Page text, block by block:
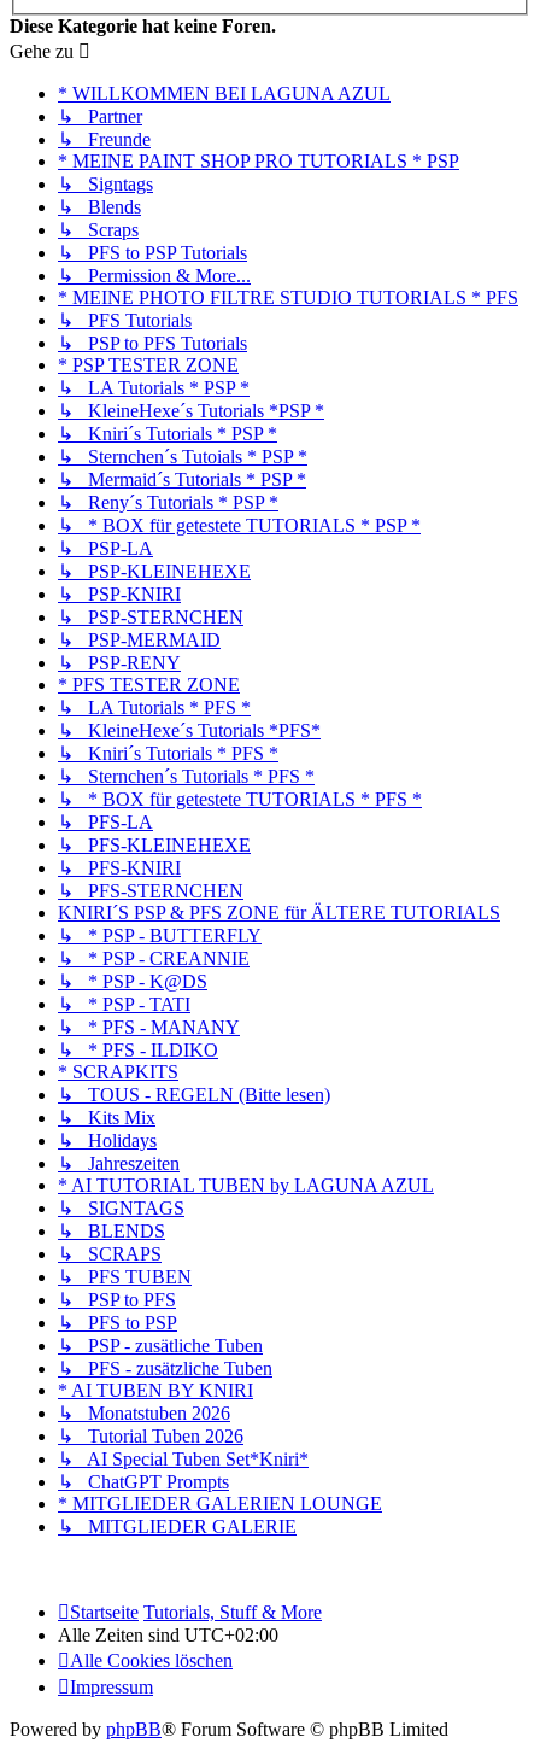
Diese Kategorie hat keine Foren.
Gehe zu
* WILLKOMMEN BEI LAGUNA AZUL
↳ Partner
↳ Freunde
* MEINE PAINT SHOP PRO TUTORIALS * PSP
↳ Signtags
↳ Blends
↳ Scraps
↳ PFS to PSP Tutorials
↳ Permission & More...
* MEINE PHOTO FILTRE STUDIO TUTORIALS * PFS
↳ PFS Tutorials
↳ PSP to PFS Tutorials
* PSP TESTER ZONE
↳ LA Tutorials * PSP *
↳ KleineHexe´s Tutorials *PSP *
↳ Kniri´s Tutorials * PSP *
↳ Sternchen´s Tutoials * PSP *
↳ Mermaid´s Tutorials * PSP *
↳ Reny´s Tutorials * PSP *
↳ * BOX für getestete TUTORIALS * PSP *
↳ PSP-LA
↳ PSP-KLEINEHEXE
↳ PSP-KNIRI
↳ PSP-STERNCHEN
↳ PSP-MERMAID
↳ PSP-RENY
* PFS TESTER ZONE
↳ LA Tutorials * PFS *
↳ KleineHexe´s Tutorials *PFS*
↳ Kniri´s Tutorials * PFS *
↳ Sternchen´s Tutorials * PFS *
↳ * BOX für getestete TUTORIALS * PFS *
↳ PFS-LA
↳ PFS-KLEINEHEXE
↳ PFS-KNIRI
↳ PFS-STERNCHEN
KNIRI´S PSP & PFS ZONE für ÄLTERE TUTORIALS
↳ * PSP - BUTTERFLY
↳ * PSP - CREANNIE
↳ * PSP - K@DS
↳ * PSP - TATI
↳ * PFS - MANANY
↳ * PFS - ILDIKO
* SCRAPKITS
↳ TOUS - REGELN (Bitte lesen)
↳ Kits Mix
↳ Holidays
↳ Jahreszeiten
* AI TUTORIAL TUBEN by LAGUNA AZUL
↳ SIGNTAGS
↳ BLENDS
↳ SCRAPS
↳ PFS TUBEN
↳ PSP to PFS
↳ PFS to PSP
↳ PSP - zusätliche Tuben
↳ PFS - zusätzliche Tuben
* AI TUBEN BY KNIRI
↳ Monatstuben 2026
↳ Tutorial Tuben 2026
↳ AI Special Tuben Set*Kniri*
↳ ChatGPT Prompts
* MITGLIEDER GALERIEN LOUNGE
↳ MITGLIEDER GALERIE
Startseite Tutorials, Stuff & More
Alle Zeiten sind UTC+02:00
Alle Cookies löschen
Impressum
Powered by phpBB® Forum Software © phpBB Limited